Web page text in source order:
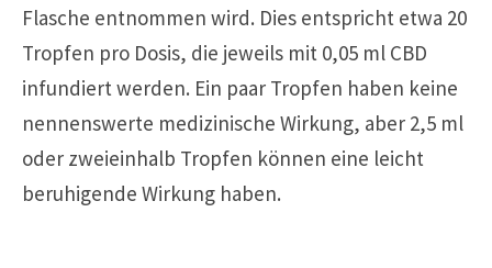
Flasche entnommen wird. Dies entspricht etwa 20
Tropfen pro Dosis, die jeweils mit 0,05 ml CBD
infundiert werden. Ein paar Tropfen haben keine
nennenswerte medizinische Wirkung, aber 2,5 ml
oder zweieinhalb Tropfen können eine leicht
beruhigende Wirkung haben.